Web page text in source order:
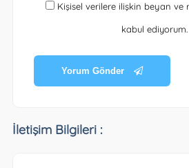
Kişisel verilere ilişkin beyan ve
kabul ediyorum.
Yorum Gönder
İletişim Bilgileri :